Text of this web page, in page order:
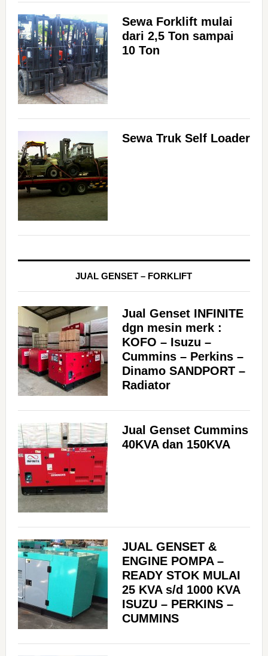
Sewa Forklift mulai
dari 2,5 Ton sampai
10 Ton
Sewa Truk Self Loader
JUAL GENSET – FORKLIFT
Jual Genset INFINITE
dgn mesin merk :
KOFO – Isuzu –
Cummins – Perkins –
Dinamo SANDPORT –
Radiator
Jual Genset Cummins
40KVA dan 150KVA
JUAL GENSET &
ENGINE POMPA –
READY STOK MULAI
25 KVA s/d 1000 KVA
ISUZU – PERKINS –
CUMMINS